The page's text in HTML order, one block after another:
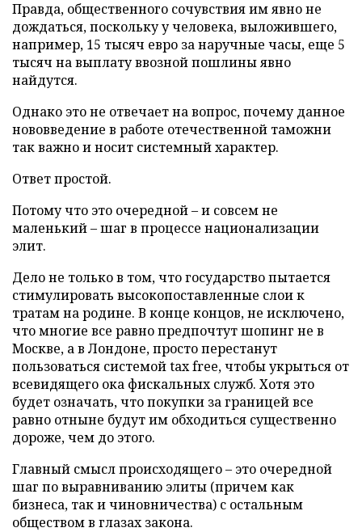
Правда, общественного сочувствия им явно не
дождаться, поскольку у человека, выложившего,
например, 15 тысяч евро за наручные часы, еще 5
тысяч на выплату ввозной пошлины явно
найдутся.
Однако это не отвечает на вопрос, почему данное
нововведение в работе отечественной таможни
так важно и носит системный характер.
Ответ простой.
Потому что это очередной – и совсем не
маленький – шаг в процессе национализации
элит.
Дело не только в том, что государство пытается
стимулировать высокопоставленные слои к
тратам на родине. В конце концов, не исключено,
что многие все равно предпочтут шопинг не в
Москве, а в Лондоне, просто перестанут
пользоваться системой tax free, чтобы укрыться от
всевидящего ока фискальных служб. Хотя это
будет означать, что покупки за границей все
равно отныне будут им обходиться существенно
дороже, чем до этого.
Главный смысл происходящего – это очередной
шаг по выравниванию элиты (причем как
бизнеса, так и чиновничества) с остальным
обществом в глазах закона.